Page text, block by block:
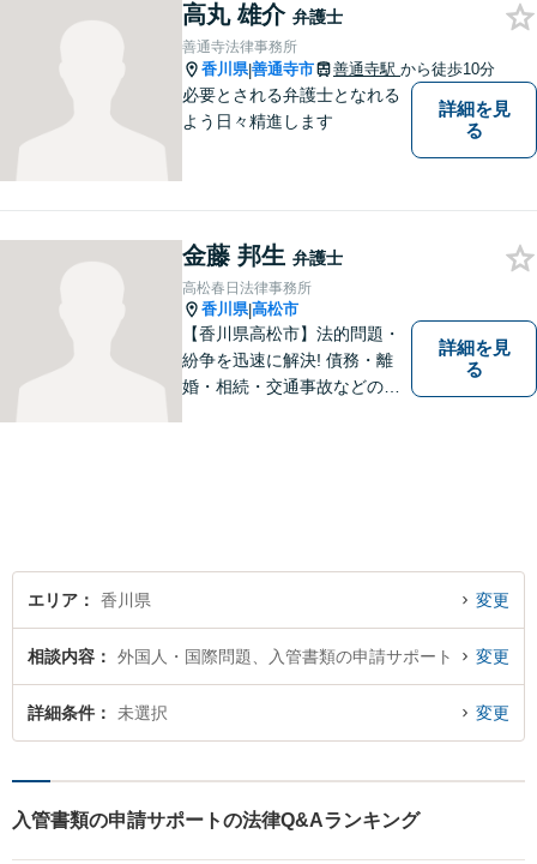
頂ける事件解決を目指して参
ります。【当日／夜間／休日
対応可】お気軽にご相談くだ
さい。
高丸 雄介 弁護士
善通寺法律事務所
香川県|善通寺市 善通寺駅 から徒歩10分
必要とされる弁護士となれる
よう日々精進します
詳細を見
る
金藤 邦生 弁護士
高松春日法律事務所
香川県|高松市
【香川県高松市】法的問題・
紛争を迅速に解決! 債務・離
婚・相続・交通事故などの問
詳細を見
る
エリア 香川県 変更
相談内容 外国人・国際問題、入管書類の申請サポート 変更
詳細条件 未選択 変更
入管書類の申請サポートの法律Q&Aランキング